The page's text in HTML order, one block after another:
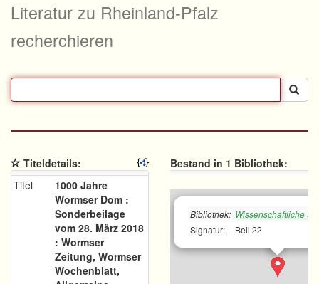
Literatur zu Rheinland-Pfalz
recherchieren
Titeldetails:
Titel
1000 Jahre
Wormser Dom :
Sonderbeilage
vom 28. März 2018
: Wormser
Zeitung, Wormser
Wochenblatt,
Bestand in 1 Bibliothek:
Bibliothek: Wissenschaftliche
Signatur:
Beil 22